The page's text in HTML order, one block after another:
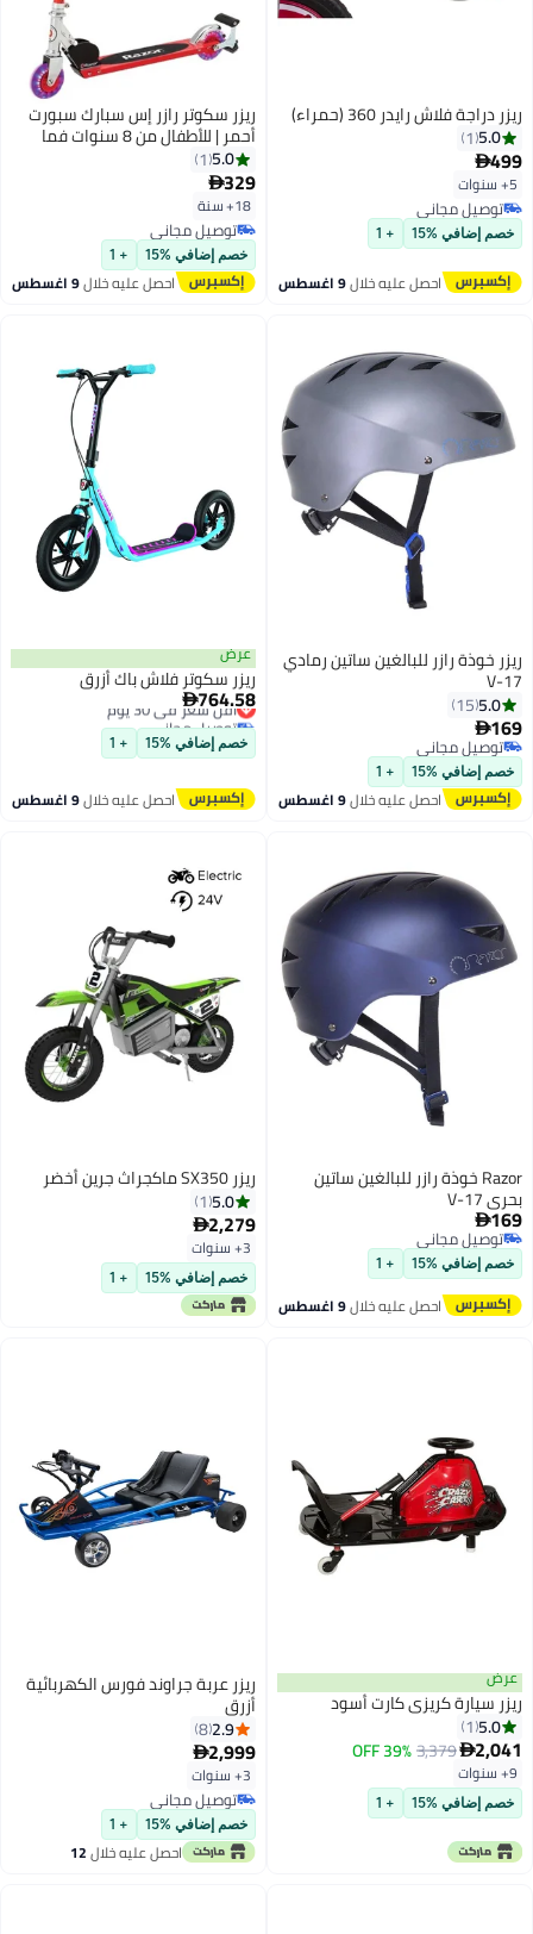
ريزر دراجة فلاش رايدر 360 (حمراء)
5.0
1
499
5+ سنوات
توصيل مجاني
توصيل مجاني
خصم إضافي %15 + 1
احصل عليه خلال9 اغسطس
ريزر سكوتر رازر إس سبارك سبورت
أحمر | للأطفال من 8 سنوات فما
فوق | سكوتر للأطفال | سكوتر قابل
للطي | مغامرة في الهواء الطلق
5.0
1
329
18+ سنة
توصيل مجاني
توصيل مجاني
خصم إضافي %15 + 1
احصل عليه خلال9 اغسطس
ريزر خوذة رازر للبالغين ساتين رمادي
V-17
5.0
15
169
توصيل مجاني
توصيل مجاني
خصم إضافي %15 + 1
احصل عليه خلال9 اغسطس
عرض
ريزر سكوتر فلاش باك أزرق
764.58
أقل سعر في 30 يوم
توصيل مجاني
أقل سعر في 30 يوم
خصم إضافي %15 + 1
احصل عليه خلال9 اغسطس
Razor خوذة رازر للبالغين ساتين
بحري V-17
169
توصيل مجاني
توصيل مجاني
خصم إضافي %15 + 1
احصل عليه خلال9 اغسطس
ريزر SX350 ماكجراث جرين أخضر
5.0
1
2,279
3+ سنوات
خصم إضافي %15 + 1
عرض
ريزر سيارة كريزي كارت أسود
5.0
1
2,041
3,379
39% OFF
9+ سنوات
خصم إضافي %15 + 1
ريزر عربة جراوند فورس الكهربائية
أزرق
2.9
8
2,999
3+ سنوات
توصيل مجاني
توصيل مجاني
خصم إضافي %15 + 1
احصل عليه خلال12